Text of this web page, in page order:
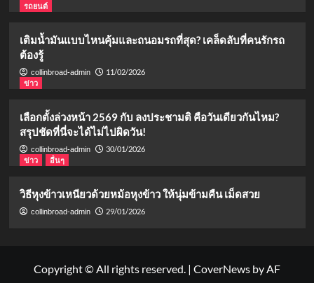
รถยนต์
เติมน้ำมันแบบไหนคุ้มและถนอมรถที่สุด? เคล็ดลับที่คนรักรถ
ต้องรู้
collinbroad-admin
11/02/2026
ข่าว
เลือกตั้งล่วงหน้า 2569 กับ ลงประชามติ คือวันเดียวกันไหม?
สรุปชัดที่นี่จะได้ไม่ไปผิดวัน!
collinbroad-admin
30/01/2026
ข่าว
อื่นๆ
วิธีหุงข้าวเหนียวด้วยหม้อหุงข้าว ให้นุ่มข้ามคืน เม็ดสวย
collinbroad-admin 29/01/2026
Copyright © All rights reserved. | CoverNews by AF